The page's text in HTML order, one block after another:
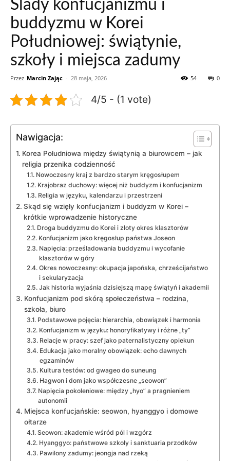
Ślady konfucjanizmu i
buddyzmu w Korei
Południowej: świątynie,
szkoły i miejsca zadumy
Przez Marcin Zając - 28 maja, 2026 0
54
4/5 - (1 vote)
Nawigacja:
Korea Południowa między świątynią a biurowcem – jak
religia przenika codzienność
Nowoczesny kraj z bardzo starym kręgosłupem
Krajobraz duchowy: więcej niż buddyzm i konfucjanizm
Religia w języku, kalendarzu i przestrzeni
Skąd się wzięły konfucjanizm i buddyzm w Korei –
krótkie wprowadzenie historyczne
Droga buddyzmu do Korei i złoty okres klasztorów
Konfucjanizm jako kręgosłup państwa Joseon
Napięcia: prześladowania buddyzmu i wycofanie
klasztorów w góry
Okres nowoczesny: okupacja japońska, chrześcijaństwo
i sekularyzacja
Jak historia wyjaśnia dzisiejszą mapę świątyń i akademii
Konfucjanizm pod skórą społeczeństwa – rodzina,
szkoła, biuro
Podstawowe pojęcia: hierarchia, obowiązek i harmonia
Konfucjanizm w języku: honoryfikatywy i różne „ty”
Relacje w pracy: szef jako paternalistyczny opiekun
Edukacja jako moralny obowiązek: echo dawnych
egzaminów
Kultura testów: od gwageo do suneung
Hagwon i dom jako współczesne „seowon”
Napięcia pokoleniowe: między „hyo” a pragnieniem
autonomii
Miejsca konfucjańskie: seowon, hyanggyo i domowe
ołtarze
Seowon: akademie wśród pól i wzgórz
Hyanggyo: państwowe szkoły i sanktuaria przodków
Pawilony zadumy: jeongja nad rzeką